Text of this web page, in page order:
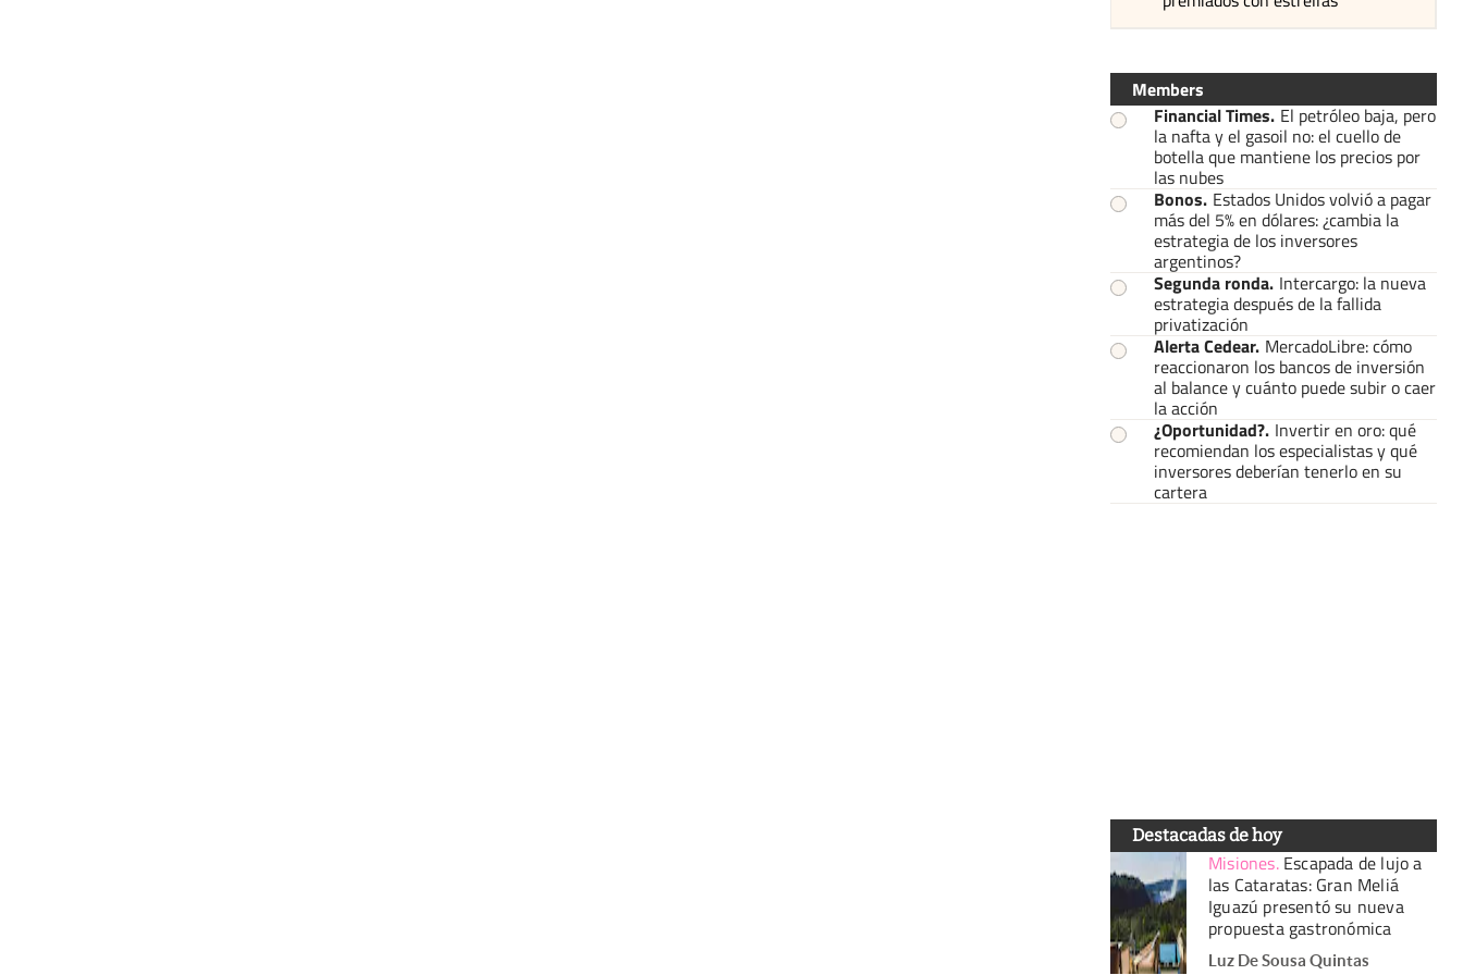
Members
Financial Times. El petróleo baja, pero
la nafta y el gasoil no: el cuello de
botella que mantiene los precios por
las nubes
Bonos. Estados Unidos volvió a pagar
más del 5% en dólares: ¿cambia la
estrategia de los inversores
argentinos?
Segunda ronda. Intercargo: la nueva
estrategia después de la fallida
privatización
Alerta Cedear. MercadoLibre: cómo
reaccionaron los bancos de inversión
al balance y cuánto puede subir o caer
la acción
¿Oportunidad?. Invertir en oro: qué
recomiendan los especialistas y qué
inversores deberían tenerlo en su
cartera
Destacadas de hoy
Misiones. Escapada de lujo a
las Cataratas: Gran Meliá
Iguazú presentó su nueva
propuesta gastronómica
Luz De Sousa Quintas